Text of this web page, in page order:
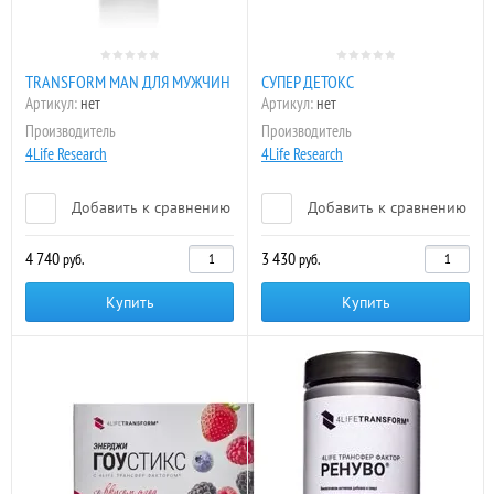
TRANSFORM MAN ДЛЯ МУЖЧИН
Артикул: нет
Производитель
4Life Research
Добавить к сравнению
4 740руб.
Купить
СУПЕР ДЕТОКС
Артикул: нет
Производитель
4Life Research
Добавить к сравнению
3 430руб.
Купить